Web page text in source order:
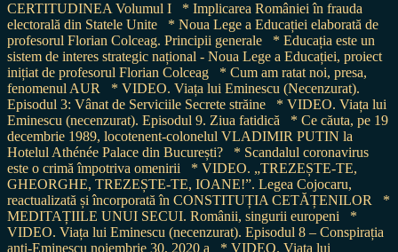
CERTITUDINEA Volumul I
* Implicarea României în frauda
electorală din Statele Unite
* Noua Lege a Educației elaborată de
profesorul Florian Colceag. Principii generale
* Educația este un
sistem de interes strategic național - Noua Lege a Educației, proiect
inițiat de profesorul Florian Colceag
* Cum am ratat noi, presa,
fenomenul AUR
* VIDEO. Viața lui Eminescu (Necenzurat).
Episodul 3: Vânat de Serviciile Secrete străine
* VIDEO. Viața lui
Eminescu (necenzurat). Episodul 9. Ziua fatidică
* Ce căuta, pe 19
decembrie 1989, locotenent-colonelul VLADIMIR PUTIN la
Hotelul Athénée Palace din București?
* Scandalul coronavirus
este o crimă împotriva omenirii
* VIDEO. „TREZEȘTE-TE,
GHEORGHE, TREZEȘTE-TE, IOANE!”. Legea Cojocaru,
reactualizată și încorporată în CONSTITUȚIA CETĂȚENILOR
*
MEDITAȚIILE UNUI SECUI. Românii, singurii europeni
*
VIDEO. Viața lui Eminescu (necenzurat). Episodul 8 – Conspirația
anti-Eminescu noiembrie 30, 2020 a
* VIDEO. Viața lui